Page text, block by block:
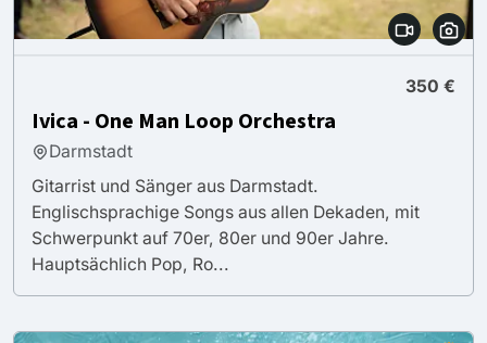
350 €
Ivica - One Man Loop Orchestra
Darmstadt
Gitarrist und Sänger aus Darmstadt.
Englischsprachige Songs aus allen Dekaden, mit
Schwerpunkt auf 70er, 80er und 90er Jahre.
Hauptsächlich Pop, Ro...